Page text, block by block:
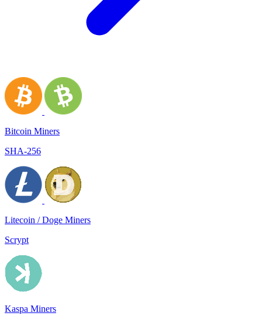
Bitcoin Miners
SHA-256
Litecoin / Doge Miners
Scrypt
Kaspa Miners